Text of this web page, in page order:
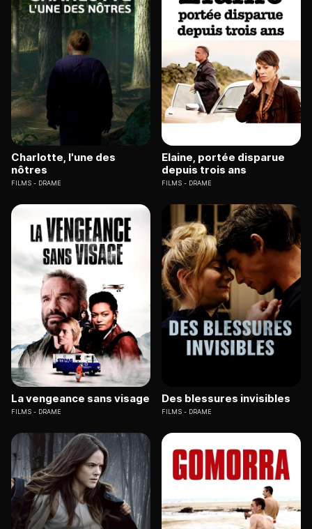
Charlotte, l'une des
nôtres
FILMS DRAME
Elaine, portée disparue
depuis trois ans
FILMS DRAME
La vengeance sans visage
FILMS DRAME
Des blessures invisibles
FILMS DRAME